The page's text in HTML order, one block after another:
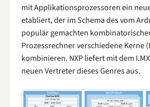
mit Applikationsprozessoren ein
etabliert, der im Schema des vom
populär gemachten
Prozessrechner verschiedene Kerne
kombinieren. NXP liefert mit dem
neuen Vertreter dieses Genres aus.